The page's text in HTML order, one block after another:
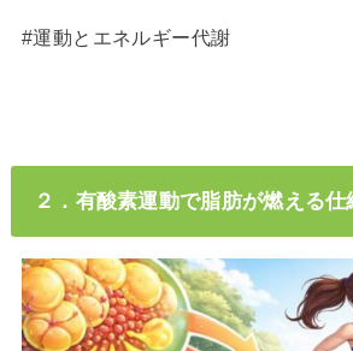
#運動とエネルギー代謝
２．有酸素運動で脂肪が燃える仕